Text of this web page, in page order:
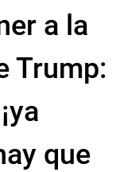
a la
Trump:
que